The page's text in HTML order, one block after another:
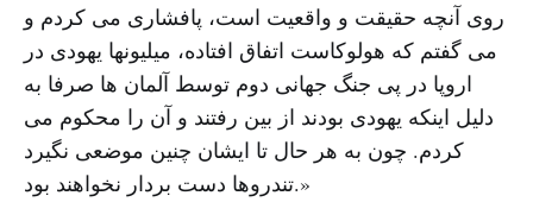
روى آنچه حقیقت و واقعیت است، پافشارى مى کردم و
مى گفتم که هولوکاست اتفاق افتاده، میلیونها یهودى در
اروپا در پى جنگ جهانى دوم توسط آلمان ها صرفا به
دلیل اینکه یهودى بودند از بین رفتند و آن را محکوم مى
کردم. چون به هر حال تا ایشان چنین موضعى نگیرد
تندروها دست بردار نخواهند بود.»